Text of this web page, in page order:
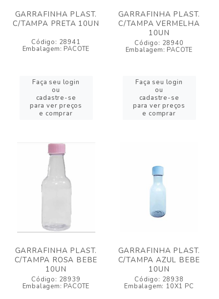
GARRAFINHA PLAST.
C/TAMPA PRETA 10UN
Código: 28941
Embalagem: PACOTE
Faça seu login
ou
cadastre-se
para ver preços
e comprar
GARRAFINHA PLAST.
C/TAMPA VERMELHA
10UN
Código: 28940
Embalagem: PACOTE
Faça seu login
ou
cadastre-se
para ver preços
e comprar
GARRAFINHA PLAST.
C/TAMPA ROSA BEBE
10UN
Código: 28939
Embalagem: PACOTE
GARRAFINHA PLAST.
C/TAMPA AZUL BEBE
10UN
Código: 28938
Embalagem: 10X1 PC